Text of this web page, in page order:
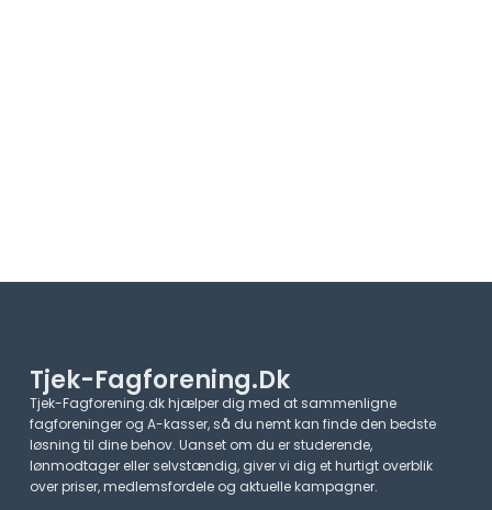
Tjek-Fagforening.dk
Tjek-Fagforening.dk hjælper dig med at sammenligne
fagforeninger og A-kasser, så du nemt kan finde den bedste
løsning til dine behov. Uanset om du er studerende,
lønmodtager eller selvstændig, giver vi dig et hurtigt overblik
over priser, medlemsfordele og aktuelle kampagner.​